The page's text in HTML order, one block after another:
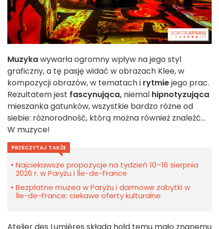
Muzykawywarła ogromny wpływ na jego styl
graficzny, a tę pasję widać w obrazach Klee, w
kompozycji obrazów, w tematach i rytmiejego prac.
Rezultatem jest fascynująca, niemal hipnotyzująca
mieszanka gatunków, wszystkie bardzo różne od
siebie: różnorodność, którą można również znaleźć...
W muzyce!
PRZECZYTAJ TAKŻE
Najciekawsze propozycje na tydzień 10–16 sierpnia
2026 r. w Paryżu i Île-de-France
Bezpłatne muzea w Paryżu i darmowe zabytki w
Île-de-France: ciekawe oferty kulturalne
Atelier des Lumières składa hołd temu mało znanemu